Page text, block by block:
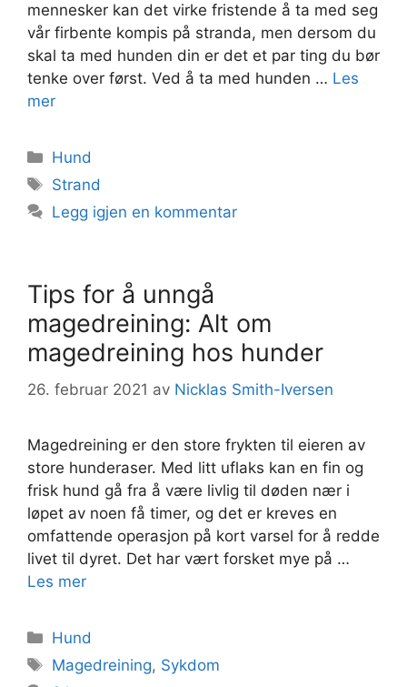
mennesker kan det virke fristende å ta med seg
vår firbente kompis på stranda, men dersom du
skal ta med hunden din er det et par ting du bør
tenke over først. Ved å ta med hunden … Les
mer
Kategorier
Hund
Stikkord
Strand
Legg igjen en kommentar
Tips for å unngå
magedreining: Alt om
magedreining hos hunder
26. februar 2021 av Nicklas Smith-Iversen
Magedreining er den store frykten til eieren av
store hunderaser. Med litt uflaks kan en fin og
frisk hund gå fra å være livlig til døden nær i
løpet av noen få timer, og det er kreves en
omfattende operasjon på kort varsel for å redde
livet til dyret. Det har vært forsket mye på …
Les mer
Kategorier
Hund
Stikkord
Magedreining, Sykdom